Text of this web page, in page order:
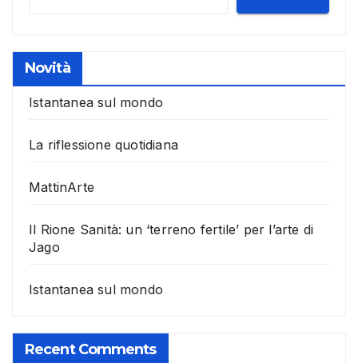
Novità
Istantanea sul mondo
La riflessione quotidiana
MattinArte
Il Rione Sanità: un ‘terreno fertile’ per l’arte di
Jago
Istantanea sul mondo
Recent Comments